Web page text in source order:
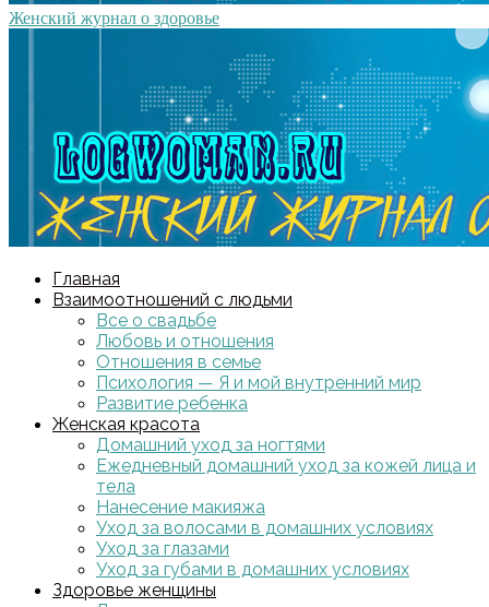
Женский журнал о здоровье
Главная
Взаимоотношений с людьми
Все о свадьбе
Любовь и отношения
Отношения в семье
Психология — Я и мой внутренний мир
Развитие ребенка
Женская красота
Домашний уход за ногтями
Ежедневный домашний уход за кожей лица и
тела
Нанесение макияжа
Уход за волосами в домашних условиях
Уход за глазами
Уход за губами в домашних условиях
Здоровье женщины